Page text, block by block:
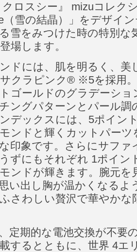
クロスシー』 mizuコレク
（雪の結晶）」をデザイ
雪をみつけた時の特別な
場します。
ドには、肌を明るく、美
クラピンク® ※5を採用
ゴールドのグラデーショ
ングパターンとパール調
デックスには、5ポイン
ンドと輝くカットパーツ
印象です。さらにサファ
ずにもそれぞれ 1ポイン
ンドが輝きます。腕元を
い出し胸が温かくなるよ
さわしい贅沢で華やかな
定期的な電池交換が不要
するとともに、世界 4エ